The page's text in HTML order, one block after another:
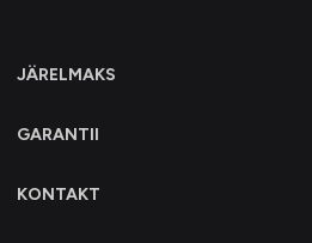
JÄRELMAKS
GARANTII
KONTAKT